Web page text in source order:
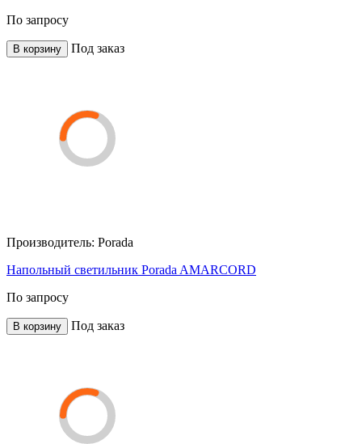
По запросу
В корзину Под заказ
Производитель: Porada
Напольный светильник Porada AMARCORD
По запросу
В корзину Под заказ